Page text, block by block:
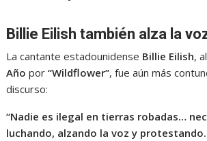
Billie Eilish también alza la
La cantante estadounidense Billie Eilish,
Año por“Wildflower”, fue aún más
discurso:
“Nadie es ilegal en tierras robadas…
luchando, alzando la voz y